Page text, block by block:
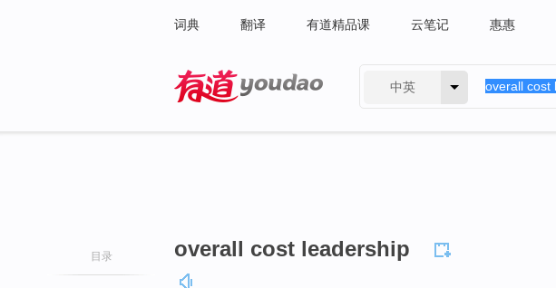
词典 翻译 有道精品课 云笔记 惠惠
中英
目录 overall cost leadership